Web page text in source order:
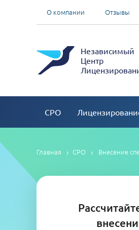
О компании Отзывы
Независимый
Центр
СРО
Главная СРО Внесение